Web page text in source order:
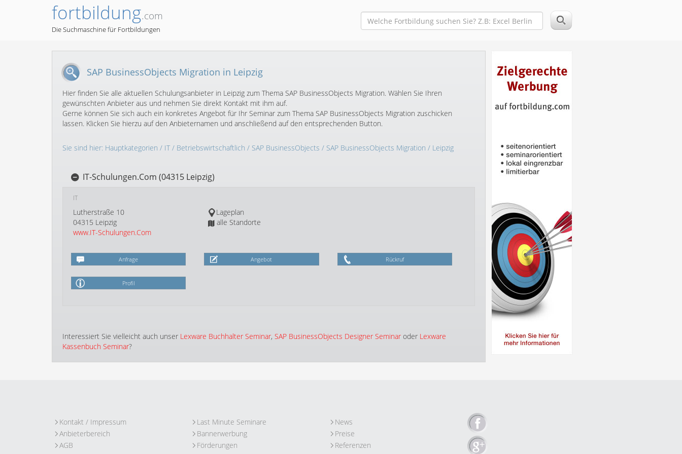
fortbildung.com
Die Suchmaschine für Fortbildungen
SAP BusinessObjects Migration in Leipzig
Hier finden Sie alle aktuellen Schulungsanbieter in Leipzig zum Thema SAP BusinessObjects Migration. Wählen Sie Ihren
gewünschten Anbieter aus und nehmen Sie direkt Kontakt mit ihm auf.
Gerne können Sie sich auch ein konkretes Angebot für Ihr Seminar zum Thema SAP BusinessObjects Migration zuschicken
lassen. Klicken Sie hierzu auf den Anbieternamen und anschließend auf den entsprechenden Button.
Sie sind hier: Hauptkategorien / IT/ Betriebswirtschaftlich / SAP BusinessObjects / SAP BusinessObjects Migration / Leipzig
IT-Schulungen.Com (04315 Leipzig)
IT
Lutherstraße 10
04315 Leipzig
www.IT-Schulungen.Com
Lageplan
alle Standorte
Anfrage Angebot Rückruf
Profil
Interessiert Sie vielleicht auch unser Lexware Buchhalter Seminar, SAP BusinessObjects Designer Seminar oder Lexware
Kassenbuch Seminar?
Kontakt / Impressum
Anbieterbereich
AGB
Last Minute Seminare
Bannerwerbung
Förderungen
News
Preise
Referenzen